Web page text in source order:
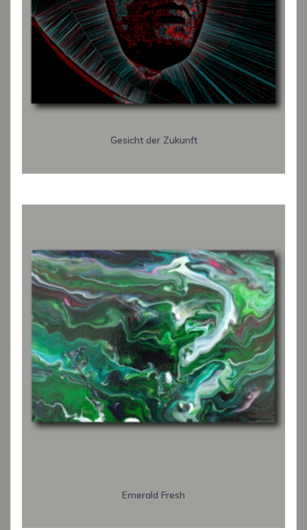
Gesicht der Zukunft
Emerald Fresh